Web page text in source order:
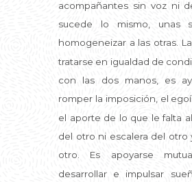
acompañantes sin voz ni
sucede lo mismo, unas
homogeneizar a las otras.
tratarse en igualdad de
con las dos manos, es
romper la imposición, el
el aporte de lo que le falta
del otro ni escalera del otro
otro. Es apoyarse
desarrollar e impulsar